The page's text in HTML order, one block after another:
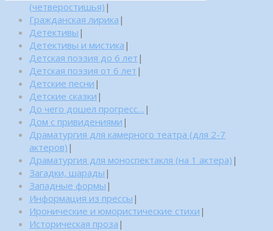
(четверостишья) |
Гражданская лирика |
Детективы |
Детективы и мистика |
Детская поэзия до 6 лет |
Детская поэзия от 6 лет |
Детские песни |
Детские сказки |
До чего дошел прогресс… |
Дом с привидениями |
Драматургия для камерного театра (для 2-7
актеров) |
Драматургия для моноспектакля (на 1 актера) |
Загадки, шарады |
Западные формы |
Информация из прессы |
Иронические и юмористические стихи |
Историческая проза |